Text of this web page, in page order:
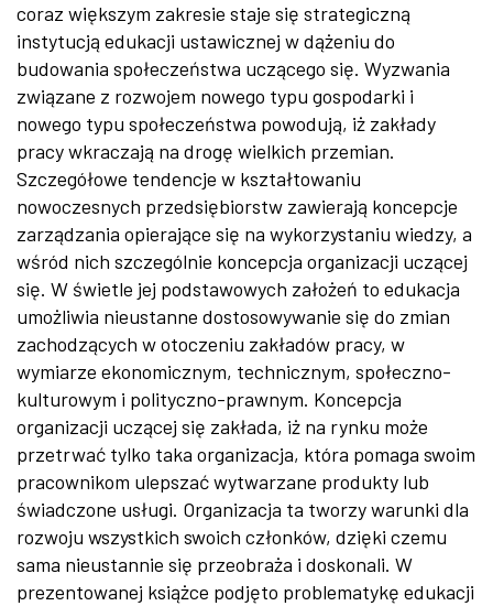
coraz większym zakresie staje się strategiczną
instytucją edukacji ustawicznej w dążeniu do
budowania społeczeństwa uczącego się. Wyzwania
związane z rozwojem nowego typu gospodarki i
nowego typu społeczeństwa powodują, iż zakłady
pracy wkraczają na drogę wielkich przemian.
Szczegółowe tendencje w kształtowaniu
nowoczesnych przedsiębiorstw zawierają koncepcje
zarządzania opierające się na wykorzystaniu wiedzy, a
wśród nich szczególnie koncepcja organizacji uczącej
się. W świetle jej podstawowych założeń to edukacja
umożliwia nieustanne dostosowywanie się do zmian
zachodzących w otoczeniu zakładów pracy, w
wymiarze ekonomicznym, technicznym, społeczno-
kulturowym i polityczno-prawnym. Koncepcja
organizacji uczącej się zakłada, iż na rynku może
przetrwać tylko taka organizacja, która pomaga swoim
pracownikom ulepszać wytwarzane produkty lub
świadczone usługi. Organizacja ta tworzy warunki dla
rozwoju wszystkich swoich członków, dzięki czemu
sama nieustannie się przeobraża i doskonali. W
prezentowanej książce podjęto problematykę edukacji